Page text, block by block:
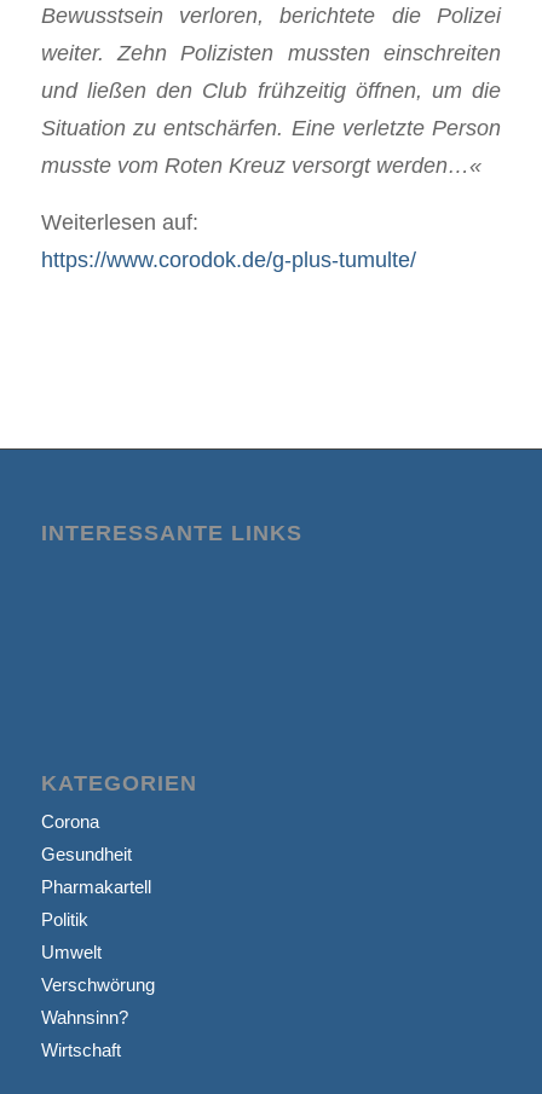
Bewusstsein verloren, berichtete die Polizei
weiter. Zehn Polizisten mussten einschreiten
und ließen den Club frühzeitig öffnen, um die
Situation zu entschärfen. Eine verletzte Person
musste vom Roten Kreuz versorgt werden…«
Weiterlesen auf:
https://www.corodok.de/g-plus-tumulte/
INTERESSANTE LINKS
KATEGORIEN
Corona
Gesundheit
Pharmakartell
Politik
Umwelt
Verschwörung
Wahnsinn?
Wirtschaft